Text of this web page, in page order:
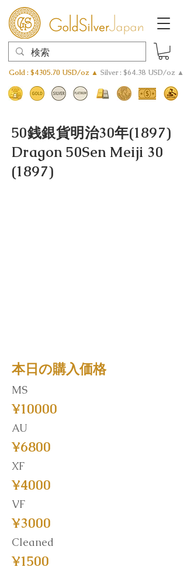
Gold : $4305.70 USD/oz ▲ Silver : $64.38 USD/oz ▲
50銭銀貨明治30年(1897)
Dragon 50Sen Meiji 30
(1897)
本日の購入価格
MS
¥10000
AU
¥6800
XF
¥4000
VF
¥3000
Cleaned
¥1500